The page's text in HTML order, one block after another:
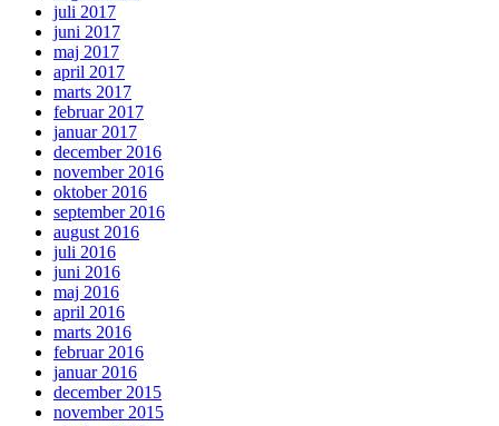
juli 2017
juni 2017
maj 2017
april 2017
marts 2017
februar 2017
januar 2017
december 2016
november 2016
oktober 2016
september 2016
august 2016
juli 2016
juni 2016
maj 2016
april 2016
marts 2016
februar 2016
januar 2016
december 2015
november 2015